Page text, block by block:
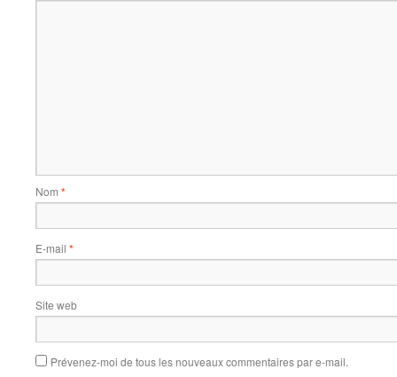
Nom *
E-mail *
Site web
Prévenez-moi de tous les nouveaux commentaires par e-mail.